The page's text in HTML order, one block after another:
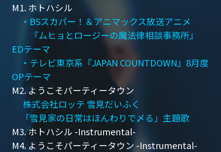
M1. ホトハシル
・BSスカパー！＆アニマックス放送アニメ
『ムヒョとロージーの魔法律相談事務所』
EDテーマ
・テレビ東京系『JAPAN COUNTDOWN』8月度
OPテーマ
M2. ようこそパーティータウン
株式会社ロッテ 雪見だいふく
「雪見家の日常はほんわりで〆る」主題歌
M3. ホトハシル -Instrumental-
M4. ようこそパーティータウン -Instrumental-